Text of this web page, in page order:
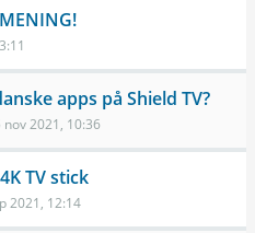
apps på Shield TV?
nov 2021, 10:36
TV stick
2021, 12:14